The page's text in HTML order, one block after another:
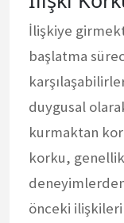
İlişkiye
başlatma
duygusal
kurmaktan
korku,
önceki